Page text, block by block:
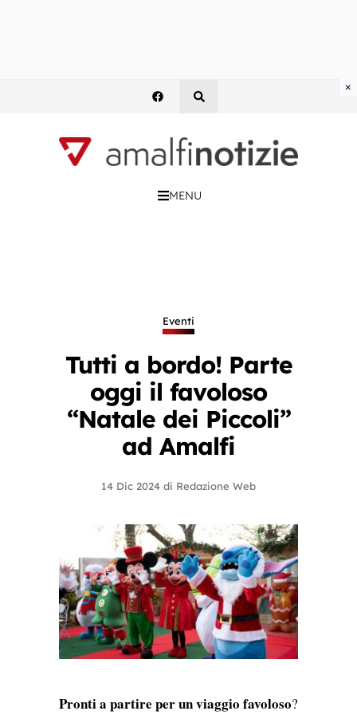
MENU
Eventi
Tutti a bordo! Parte
oggi il favoloso
“Natale dei Piccoli”
ad Amalfi
14 Dic 2024 di Redazione Web
Pronti a partire per un viaggio favoloso?
×